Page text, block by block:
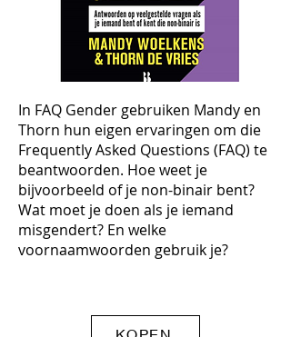
In FAQ Gender gebruiken Mandy en
Thorn hun eigen ervaringen om die
Frequently Asked Questions (FAQ) te
beantwoorden. Hoe weet je
bijvoorbeeld of je non-binair bent?
Wat moet je doen als je iemand
misgendert? En welke
voornaamwoorden gebruik je?